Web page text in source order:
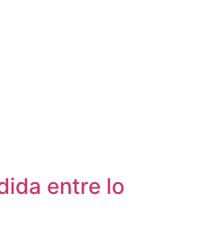
entre lo